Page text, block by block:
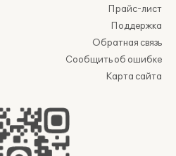
Прайс-лист
Поддержка
Обратная связь
Сообщить об ошибке
Карта сайта